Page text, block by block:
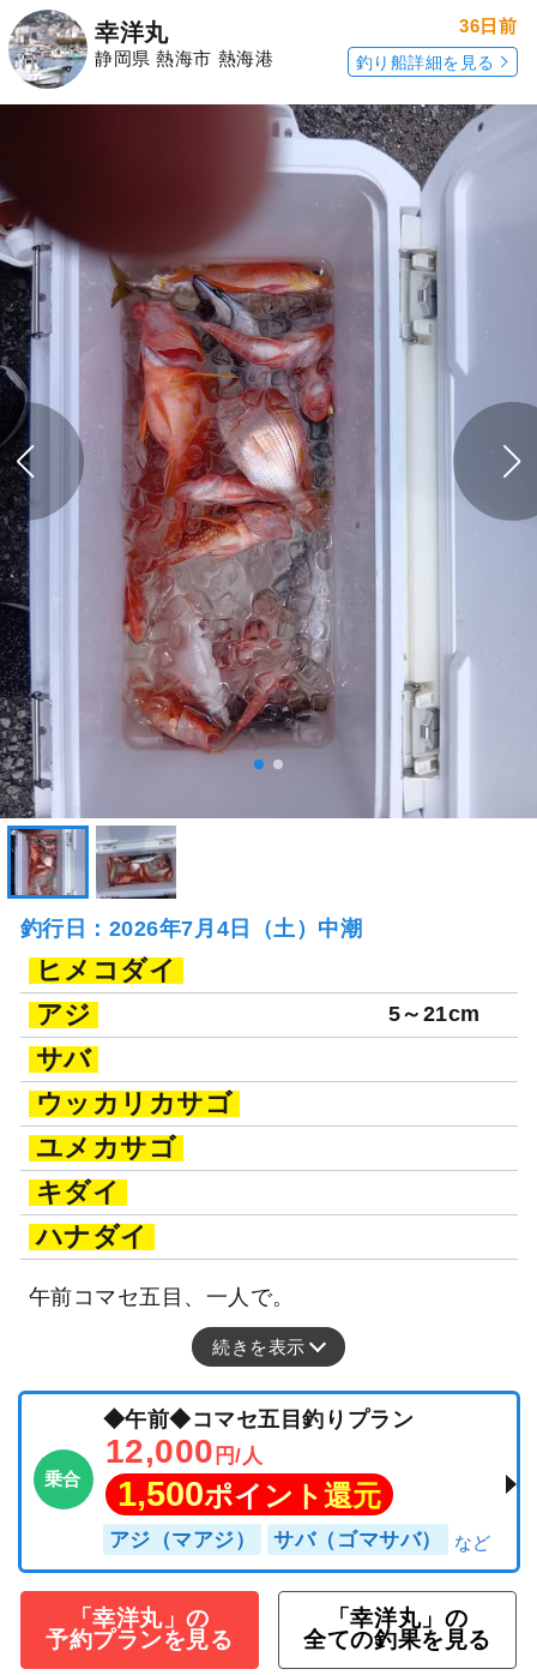
幸洋丸
静岡県 熱海市 熱海港
36日前
釣り船詳細を見る
釣行日：2026年7月4日（土）中潮
ヒメコダイ
アジ
5～21cm
サバ
ウッカリカサゴ
ユメカサゴ
キダイ
ハナダイ
午前コマセ五目、一人で。
続きを表示
乗合
◆午前◆コマセ五目釣りプラン
12,000 円/人
1,500ポイント還元
アジ（マアジ） サバ（ゴマサバ）
「幸洋丸」の
予約プランを見る
「幸洋丸」の
全ての釣果を見る